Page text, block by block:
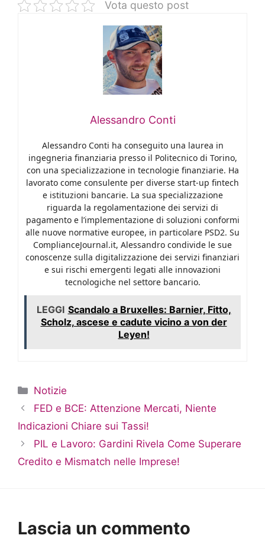
Vota questo post
Alessandro Conti
Alessandro Conti ha conseguito una laurea in
ingegneria finanziaria presso il Politecnico di Torino,
con una specializzazione in tecnologie finanziarie. Ha
lavorato come consulente per diverse start-up fintech
e istituzioni bancarie. La sua specializzazione
riguarda la regolamentazione dei servizi di
pagamento e l’implementazione di soluzioni conformi
alle nuove normative europee, in particolare PSD2. Su
ComplianceJournal.it, Alessandro condivide le sue
conoscenze sulla digitalizzazione dei servizi finanziari
e sui rischi emergenti legati alle innovazioni
tecnologiche nel settore bancario.
LEGGI Scandalo a Bruxelles: Barnier, Fitto,
Scholz, ascese e cadute vicino a von der
Leyen!
Categorie
Notizie
FED e BCE: Attenzione Mercati, Niente
Indicazioni Chiare sui Tassi!
PIL e Lavoro: Gardini Rivela Come Superare
Credito e Mismatch nelle Imprese!
Lascia un commento